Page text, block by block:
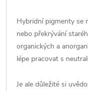
Hybridní pigmenty se
nebo překrývání
organických a
lépe pracovat s
Je ale důležité si